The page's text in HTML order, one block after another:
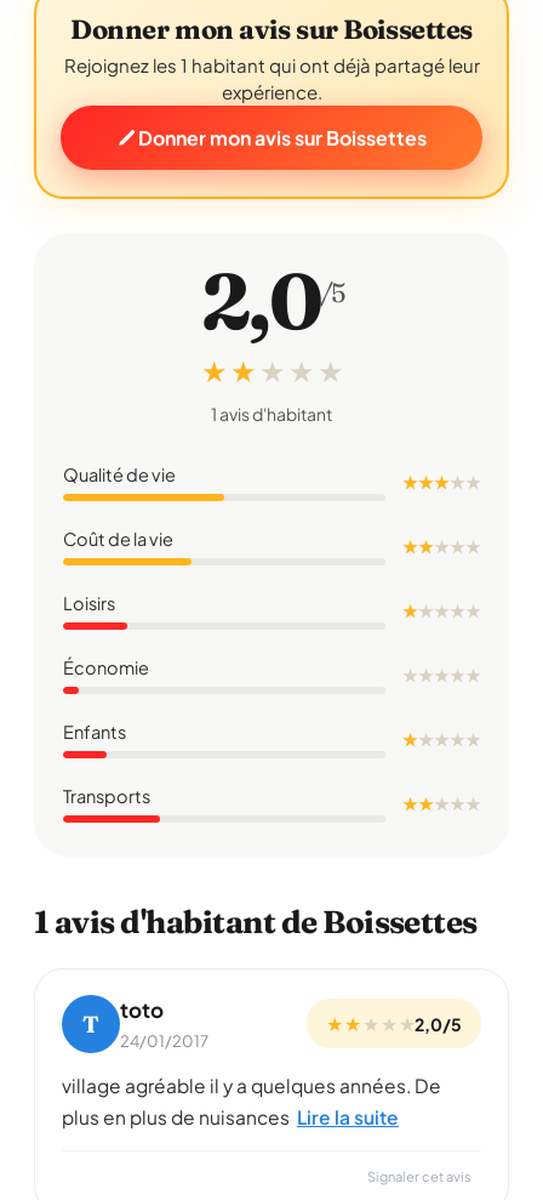
Donner mon avis sur Boissettes
Rejoignez les 1 habitant qui ont déjà partagé leur
expérience.
Donner mon avis sur Boissettes
2,0/5
★ ★ ★ ★ ★
1 avis d'habitant
Qualité de vie ★ ★ ★★★
Coût de la vie ★ ★★★★
Loisirs ★★★★★
Économie ★★★★★
Enfants ★★★★★
Transports ★ ★★★★
1 avis d'habitant de Boissettes
T toto
24/01/2017
★ ★★ ★ ★2,0/5
village agréable il y a quelques années. De
plus en plus de nuisances Lire la suite
Signaler cet avis